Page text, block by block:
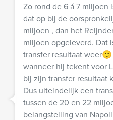
Zo rond de 6 á 7 miljoen
dat op bij de
miljoen , dan het
miljoen opgeleverd. Dat
transfer resultaat
wanneer hij tekent voor
bij zijn transfer resultaat
Dus uiteindelijk een
tussen de 20 en 22
belangstelling van